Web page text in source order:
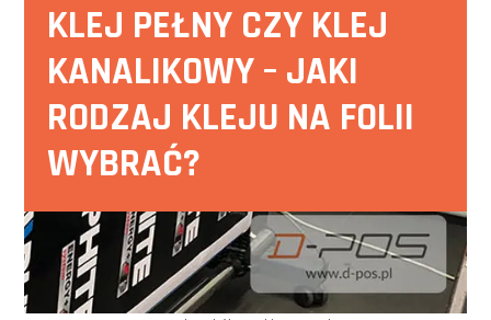
KLEJ PEŁNY CZY KLEJ
KANALIKOWY – JAKI
RODZAJ KLEJU NA FOLII
WYBRAĆ?